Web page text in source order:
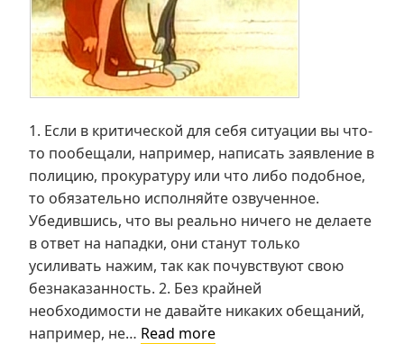
1. Если в критической для себя ситуации вы что-
то пообещали, например, написать заявление в
полицию, прокуратуру или что либо подобное,
то обязательно исполняйте озвученное.
Убедившись, что вы реально ничего не делаете
в ответ на нападки, они станут только
усиливать нажим, так как почувствуют свою
безнаказанность. 2. Без крайней
необходимости не давайте никаких обещаний,
например, не… Read more10